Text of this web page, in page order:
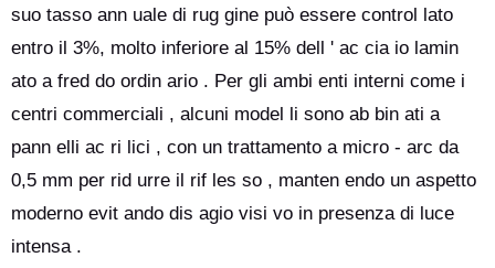
suo tasso ann uale di rug gine può essere control lato
entro il 3%, molto inferiore al 15% dell ' ac cia io lamin
ato a fred do ordin ario . Per gli ambi enti interni come i
centri commerciali , alcuni model li sono ab bin ati a
pann elli ac ri lici , con un trattamento a micro - arc da
0,5 mm per rid urre il rif les so , manten endo un aspetto
moderno evit ando dis agio visi vo in presenza di luce
intensa .